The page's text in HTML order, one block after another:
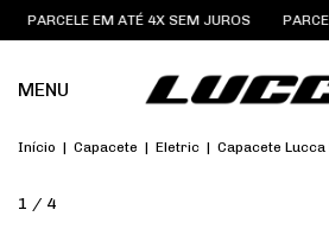
PARCELE EM ATÉ 4X SEM JUROS
MENU
Início | Capacete | Eletric | Capacete
1 / 4